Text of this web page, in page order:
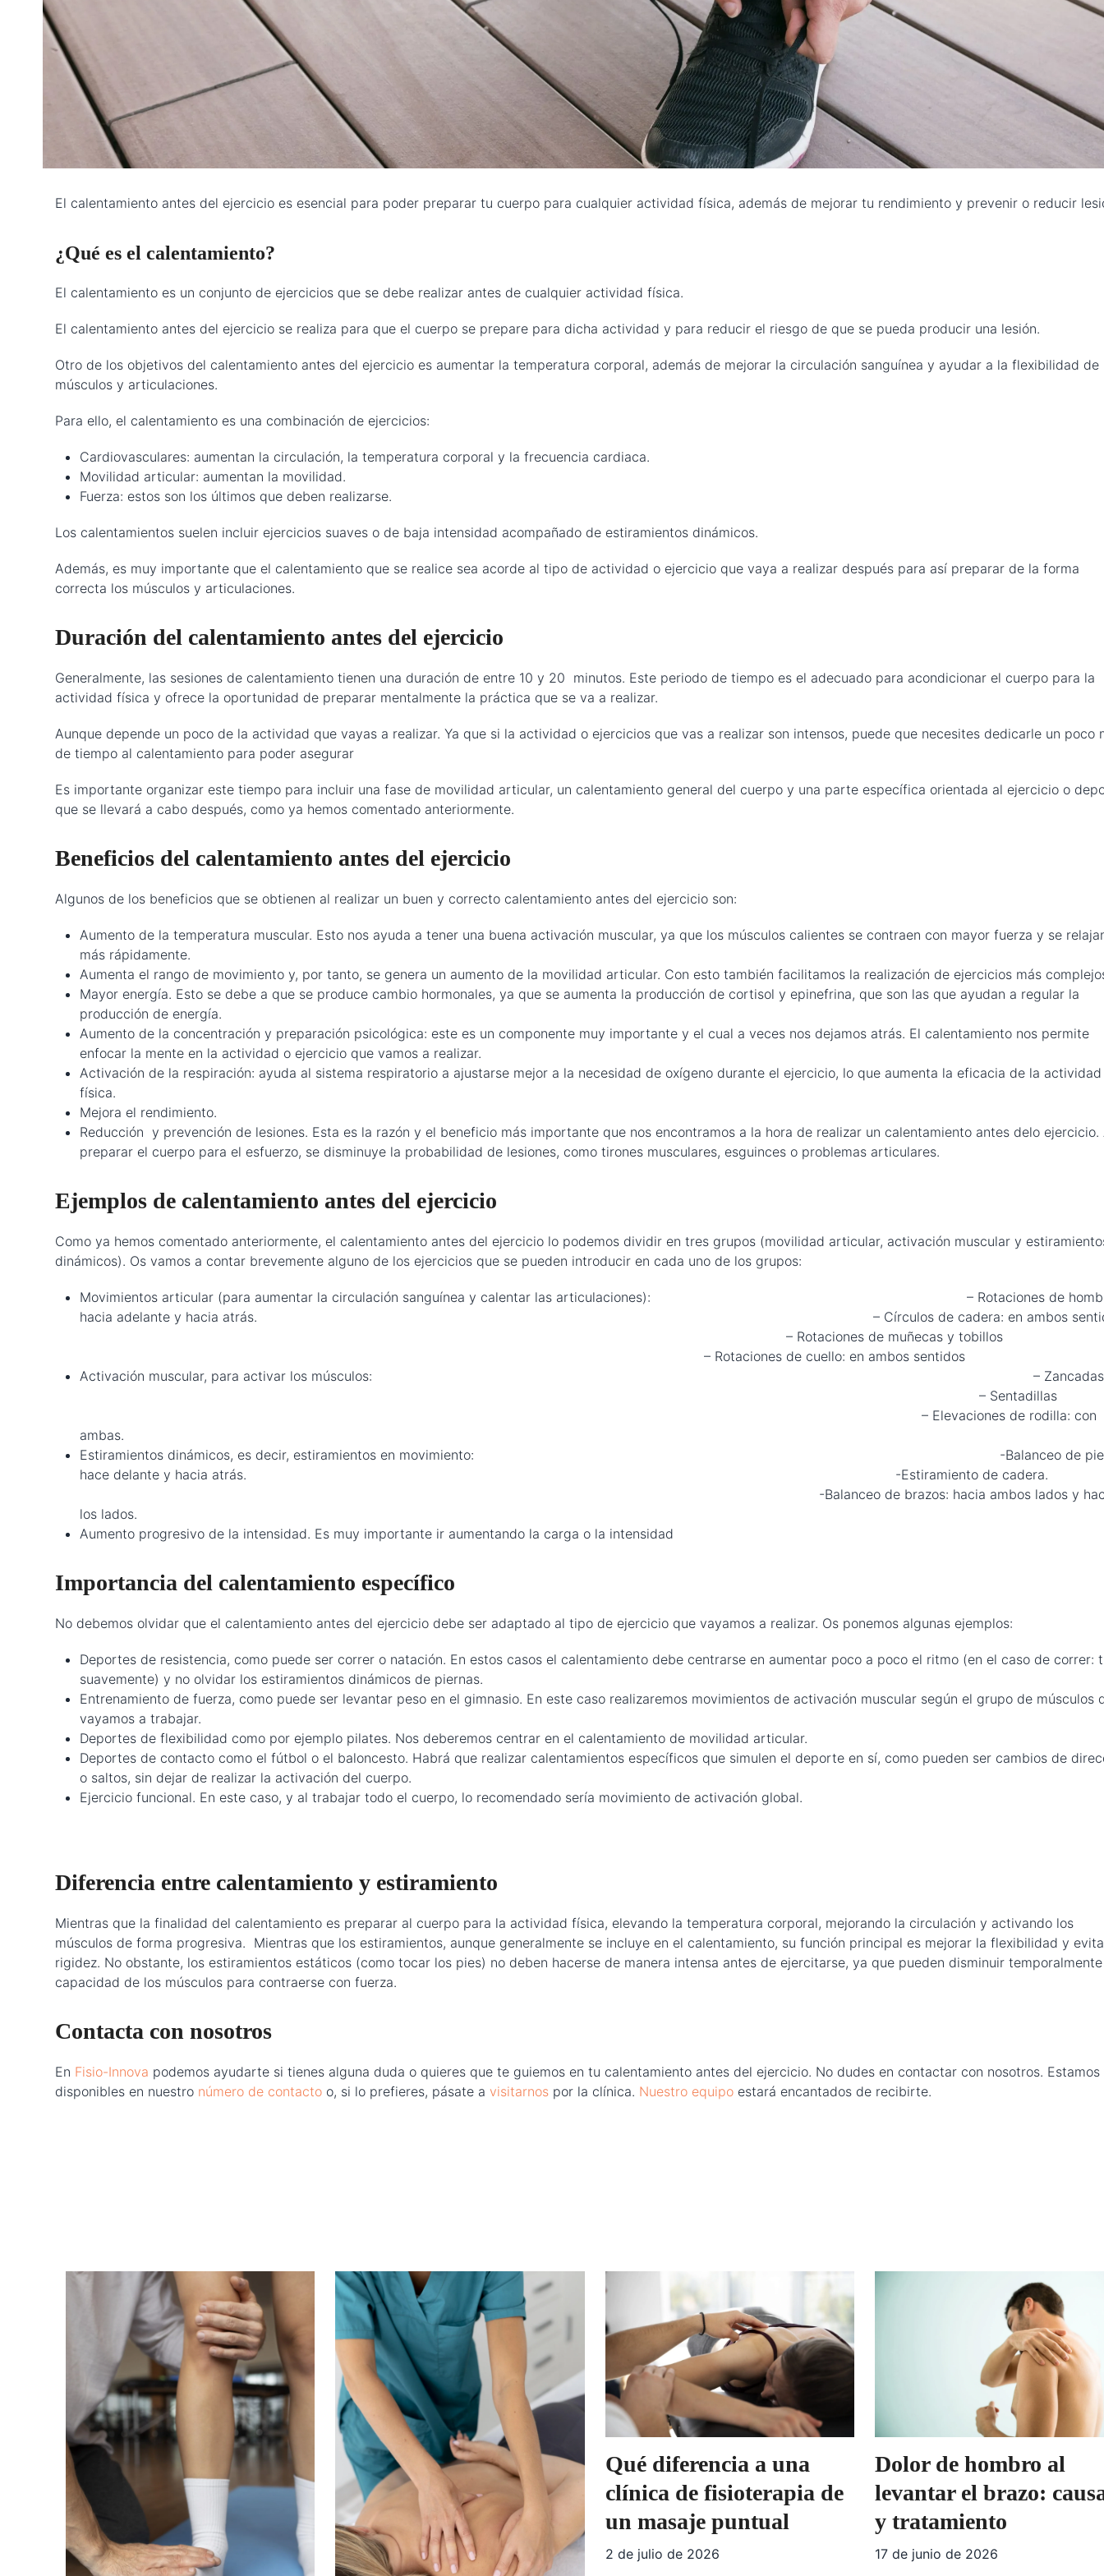
El calentamiento antes del ejercicio es esencial para poder preparar tu cuerpo para cualquier actividad física, además de mejorar tu rendimiento y prevenir o reducir
¿Qué es el calentamiento?
El calentamiento es un conjunto de ejercicios que se debe realizar antes de cualquier actividad física.
El calentamiento antes del ejercicio se realiza para que el cuerpo se prepare para dicha actividad y para reducir el riesgo de que se pueda producir una lesión.
Otro de los objetivos del calentamiento antes del ejercicio es aumentar la temperatura corporal, además de mejorar la circulación sanguínea y ayudar a la flexibilidad de
músculos y articulaciones.
Para ello, el calentamiento es una combinación de ejercicios:
Cardiovasculares: aumentan la circulación, la temperatura corporal y la frecuencia cardiaca.
Movilidad articular: aumentan la movilidad.
Fuerza: estos son los últimos que deben realizarse.
Los calentamientos suelen incluir ejercicios suaves o de baja intensidad acompañado de estiramientos dinámicos.
Además, es muy importante que el calentamiento que se realice sea acorde al tipo de actividad o ejercicio que vaya a realizar después para así preparar de la forma
correcta los músculos y articulaciones.
Duración del calentamiento antes del ejercicio
Generalmente, las sesiones de calentamiento tienen una duración de entre 10 y 20 minutos. Este periodo de tiempo es el adecuado para acondicionar el cuerpo para la
actividad física y ofrece la oportunidad de preparar mentalmente la práctica que se va a realizar.
Aunque depende un poco de la actividad que vayas a realizar. Ya que si la actividad o ejercicios que vas a realizar son intensos, puede que necesites dedicarle un poco
de tiempo al calentamiento para poder asegurar
Es importante organizar este tiempo para incluir una fase de movilidad articular, un calentamiento general del cuerpo y una parte específica orientada al ejercicio o
que se llevará a cabo después, como ya hemos comentado anteriormente.
Beneficios del calentamiento antes del ejercicio
Algunos de los beneficios que se obtienen al realizar un buen y correcto calentamiento antes del ejercicio son:
Aumento de la temperatura muscular. Esto nos ayuda a tener una buena activación muscular, ya que los músculos calientes se contraen con mayor fuerza y se
más rápidamente.
Aumenta el rango de movimiento y, por tanto, se genera un aumento de la movilidad articular. Con esto también facilitamos la realización de ejercicios más
Mayor energía. Esto se debe a que se produce cambio hormonales, ya que se aumenta la producción de cortisol y epinefrina, que son las que ayudan a regular la
producción de energía.
Aumento de la concentración y preparación psicológica: este es un componente muy importante y el cual a veces nos dejamos atrás. El calentamiento nos permite
enfocar la mente en la actividad o ejercicio que vamos a realizar.
Activación de la respiración: ayuda al sistema respiratorio a ajustarse mejor a la necesidad de oxígeno durante el ejercicio, lo que aumenta la eficacia de la actividad
física.
Mejora el rendimiento.
Reducción y prevención de lesiones. Esta es la razón y el beneficio más importante que nos encontramos a la hora de realizar un calentamiento antes delo ejercicio.
preparar el cuerpo para el esfuerzo, se disminuye la probabilidad de lesiones, como tirones musculares, esguinces o problemas articulares.
Ejemplos de calentamiento antes del ejercicio
Como ya hemos comentado anteriormente, el calentamiento antes del ejercicio lo podemos dividir en tres grupos (movilidad articular, activación muscular y
dinámicos). Os vamos a contar brevemente alguno de los ejercicios que se pueden introducir en cada uno de los grupos:
Movimientos articular (para aumentar la circulación sanguínea y calentar las articulaciones): – Rotaciones de
hacia adelante y hacia atrás. – Círculos de cadera: en ambos
– Rotaciones de muñecas y
– Rotaciones de cuello: en ambos sentidos
Activación muscular, para activar los músculos: –
–
– Elevaciones de rodilla: con
ambas.
Estiramientos dinámicos, es decir, estiramientos en movimiento: -Balanceo de
hace delante y hacia atrás. -Estiramiento de
-Balanceo de brazos: hacia ambos lados y
los lados.
Aumento progresivo de la intensidad. Es muy importante ir aumentando la carga o la intensidad
Importancia del calentamiento específico
No debemos olvidar que el calentamiento antes del ejercicio debe ser adaptado al tipo de ejercicio que vayamos a realizar. Os ponemos algunas ejemplos:
Deportes de resistencia, como puede ser correr o natación. En estos casos el calentamiento debe centrarse en aumentar poco a poco el ritmo (en el caso de correr:
suavemente) y no olvidar los estiramientos dinámicos de piernas.
Entrenamiento de fuerza, como puede ser levantar peso en el gimnasio. En este caso realizaremos movimientos de activación muscular según el grupo de músculos
vayamos a trabajar.
Deportes de flexibilidad como por ejemplo pilates. Nos deberemos centrar en el calentamiento de movilidad articular.
Deportes de contacto como el fútbol o el baloncesto. Habrá que realizar calentamientos específicos que simulen el deporte en sí, como pueden ser cambios de
o saltos, sin dejar de realizar la activación del cuerpo.
Ejercicio funcional. En este caso, y al trabajar todo el cuerpo, lo recomendado sería movimiento de activación global.
Diferencia entre calentamiento y estiramiento
Mientras que la finalidad del calentamiento es preparar al cuerpo para la actividad física, elevando la temperatura corporal, mejorando la circulación y activando los
músculos de forma progresiva. Mientras que los estiramientos, aunque generalmente se incluye en el calentamiento, su función principal es mejorar la flexibilidad y
rigidez. No obstante, los estiramientos estáticos (como tocar los pies) no deben hacerse de manera intensa antes de ejercitarse, ya que pueden disminuir
capacidad de los músculos para contraerse con fuerza.
Contacta con nosotros
En Fisio-Innova podemos ayudarte si tienes alguna duda o quieres que te guiemos en tu calentamiento antes del ejercicio. No dudes en contactar con nosotros. Estamos
disponibles en nuestro número de contacto o, si lo prefieres, pásate avisitarnos por la clínica. Nuestro equipo estará encantados de recibirte.
Qué diferencia a una
clínica de fisioterapia de
un masaje puntual
2 de julio de 2026
Dolor de hombro al
levantar el brazo:
y tratamiento
17 de junio de 2026